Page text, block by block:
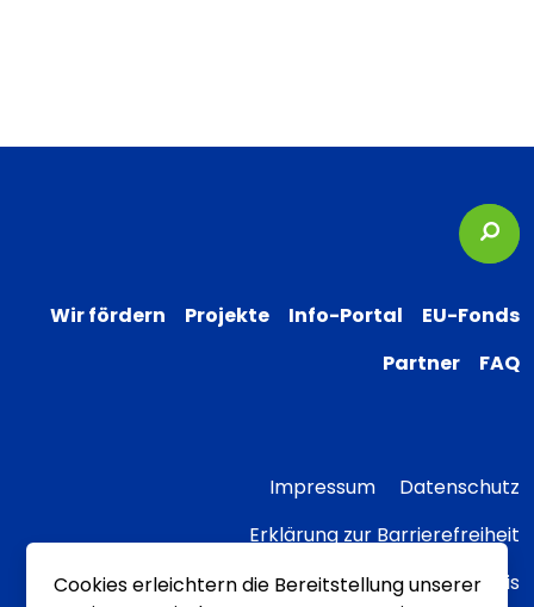
Wir fördern Projekte Info-Portal
EU-Fonds
Partner
FAQ
Impressum
Datenschutz
Erklärung zur Barrierefreiheit
Transparenzhinweis
Cookies erleichtern die Bereitstellung unserer